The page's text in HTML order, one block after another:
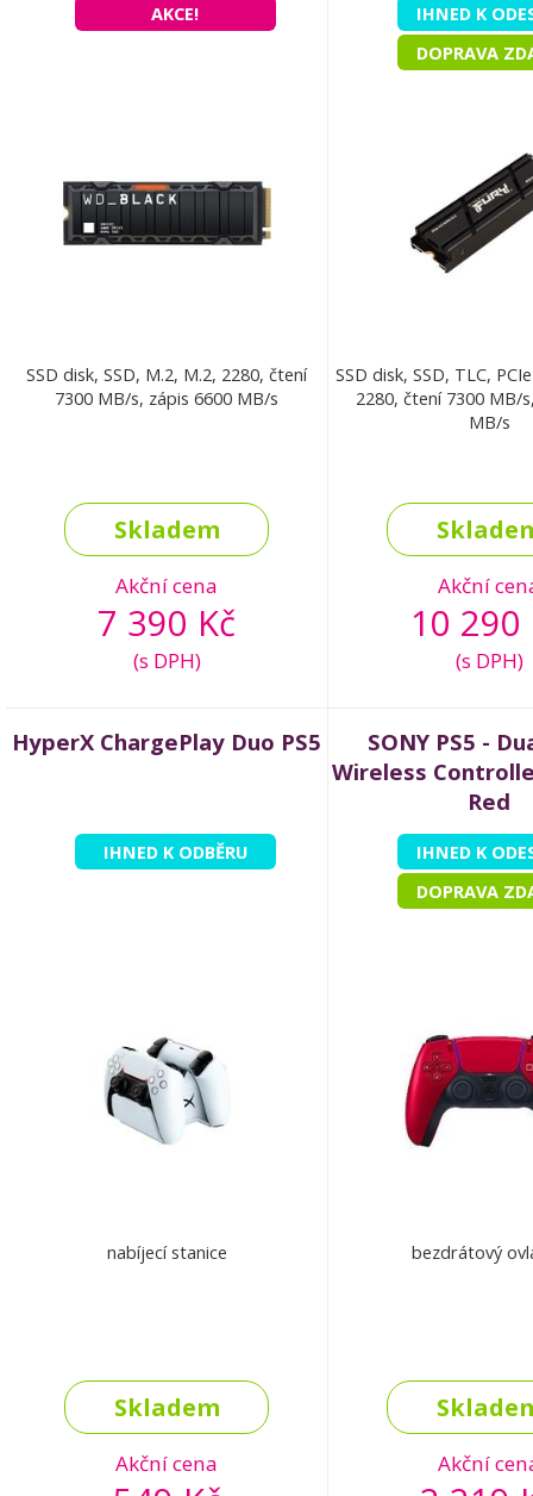
AKCE!
SSD disk, SSD, M.2, M.2, 2280, čtení
7300 MB/s, zápis 6600 MB/s
Skladem
Akční cena
7 390 Kč
(s DPH)
IHNED K
DOPRAVA
SSD disk, SSD, TLC,
2280, čtení 7300 MB/
MB/s
Akční
10 290
(s DPH)
HyperX ChargePlay Duo PS5
IHNED K ODBĚRU
nabíjecí stanice
Skladem
Akční cena
SONY PS5 -
Wireless
Red
IHNED K
DOPRAVA
bezdrátový
Akční